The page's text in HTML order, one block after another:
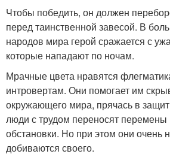
Чтобы победить, он должен
перед таинственной завесой. В
народов мира герой сражается с
которые нападают по ночам.
Мрачные цвета нравятся
интровертам. Они помогает им
окружающего мира, прячась в
люди с трудом переносят
обстановки. Но при этом они очень
добиваются своего.